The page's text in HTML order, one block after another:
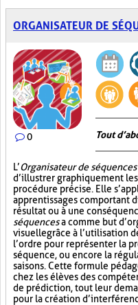
ORGANISATEUR DE
0 Tout
L’Organisateur de séquences
d’illustrer graphiquement
procédure précise. Elle
apprentissages comportant
résultat ou à une
séquencesa comme but
visuellegrâce à l’utilisation
l’ordre pour représenter la
séquence, ou encore la
saisons. Cette formule
chez les élèves des
de prédiction, tout leur
pour la création